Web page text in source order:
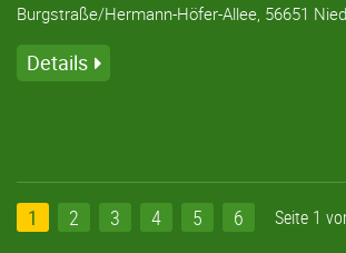
Burgstraße/Hermann-Höfer-Allee, 56651
Details
1 2 3 4 5 6 Seite 1